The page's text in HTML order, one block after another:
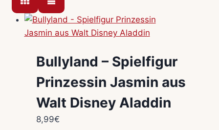
Bullyland – Spielfigur
Prinzessin Jasmin aus
Walt Disney Aladdin
8,99€